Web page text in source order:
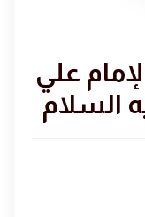
علي
السلام